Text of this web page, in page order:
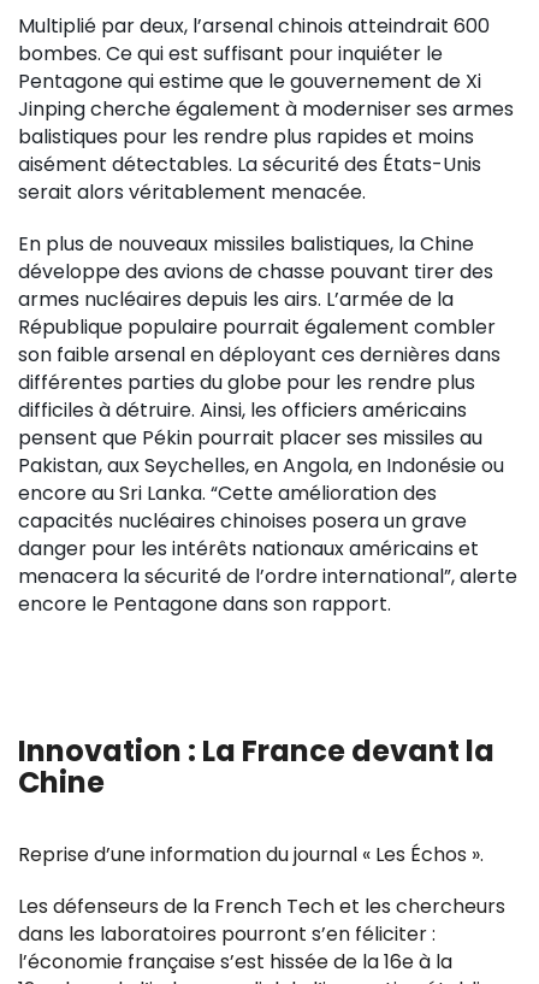
Multiplié par deux, l’arsenal chinois atteindrait 600
bombes. Ce qui est suffisant pour inquiéter le
Pentagone qui estime que le gouvernement de Xi
Jinping cherche également à moderniser ses armes
balistiques pour les rendre plus rapides et moins
aisément détectables. La sécurité des États-Unis
serait alors véritablement menacée.
En plus de nouveaux missiles balistiques, la Chine
développe des avions de chasse pouvant tirer des
armes nucléaires depuis les airs. L’armée de la
République populaire pourrait également combler
son faible arsenal en déployant ces dernières dans
différentes parties du globe pour les rendre plus
difficiles à détruire. Ainsi, les officiers américains
pensent que Pékin pourrait placer ses missiles au
Pakistan, aux Seychelles, en Angola, en Indonésie ou
encore au Sri Lanka. “Cette amélioration des
capacités nucléaires chinoises posera un grave
danger pour les intérêts nationaux américains et
menacera la sécurité de l’ordre international”, alerte
encore le Pentagone dans son rapport.
Innovation : La France devant la
Chine
Reprise d’une information du journal « Les Échos ».
Les défenseurs de la French Tech et les chercheurs
dans les laboratoires pourront s’en féliciter :
l’économie française s’est hissée de la 16e à la